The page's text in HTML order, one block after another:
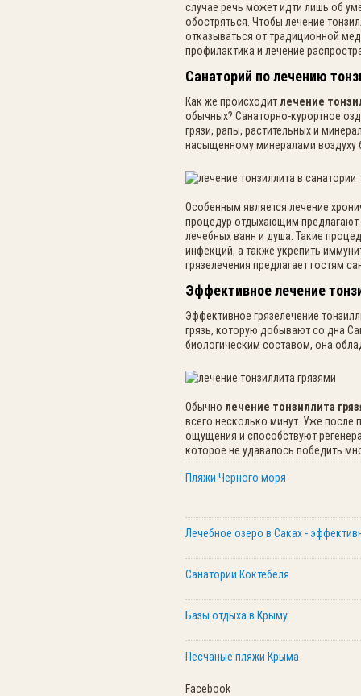
случае речь может идти лишь об
обостряться. Чтобы лечение
отказываться от традиционной
профилактика и лечение
Санаторий по лечению
Как же происходит лечение
обычных? Санаторно-курортное
грязи, рапы, растительных и
насыщенному минералами воздуху
Особенным является лечение
процедур отдыхающим предлагают
лечебных ванн и душа. Такие
инфекций, а также укрепить
грязелечения предлагает гостям
Эффективное лечение
Эффективное грязелечение
грязь, которую добывают со дна
биологическим составом, она
Обычно лечение тонзиллита
всего несколько минут. Уже после
ощущения и способствуют
которое не удавалось победить
Пляжи Черного моря
Лечебное озеро в Саках -
Санатории Коктебеля
Базы отдыха в Крыму
Песчаные пляжи Крыма
Facebook